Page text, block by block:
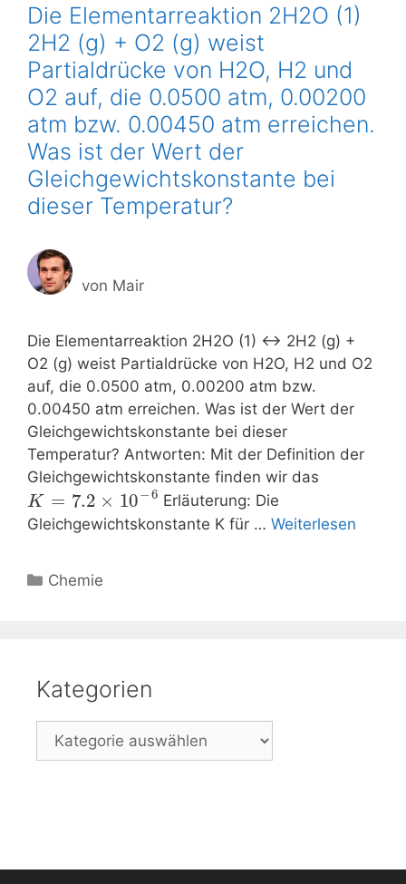
Die Elementarreaktion 2H2O (1)
2H2 (g) + O2 (g) weist
Partialdrücke von H2O, H2 und
O2 auf, die 0.0500 atm, 0.00200
atm bzw. 0.00450 atm erreichen.
Was ist der Wert der
Gleichgewichtskonstante bei
dieser Temperatur?
von Mair
Die Elementarreaktion 2H2O (1) <-> 2H2 (g) +
O2 (g) weist Partialdrücke von H2O, H2 und O2
auf, die 0.0500 atm, 0.00200 atm bzw.
0.00450 atm erreichen. Was ist der Wert der
Gleichgewichtskonstante bei dieser
Temperatur? Antworten: Mit der Definition der
Gleichgewichtskonstante finden wir das
K = 7.2 × 10−6 Erläuterung: Die
Gleichgewichtskonstante K für … Weiterlesen
Kategorien
Chemie
Kategorien
Kategorien